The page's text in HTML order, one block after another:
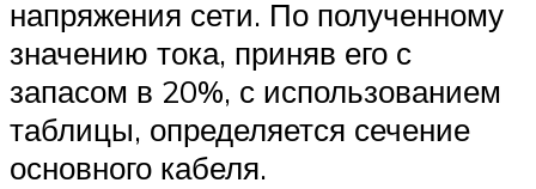
напряжения сети. По полученному
значению тока, приняв его с
запасом в 20%, с использованием
таблицы, определяется сечение
основного кабеля.